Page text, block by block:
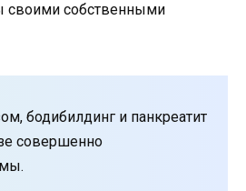
своими собственными
бодибилдинг и панкреатит
совершенно